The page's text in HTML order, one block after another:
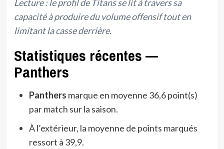
Lecture : le profil de Titans se lit à travers sa
capacité à produire du volume offensif tout en
limitant la casse derrière.
Statistiques récentes —
Panthers
Panthers marque en moyenne 36,6 point(s)
par match sur la saison.
À l’extérieur, la moyenne de points marqués
ressort à 39,9.